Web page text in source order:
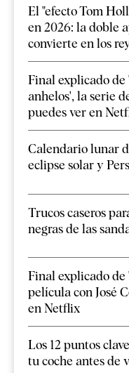
El "efecto Tom
en 2026: la doble
convierte en los
Final explicado de
anhelos', la serie
puedes ver en
Calendario lunar
eclipse solar y
Trucos caseros
negras de las
Final explicado de
película con José
en Netflix
Los 12 puntos
tu coche antes de